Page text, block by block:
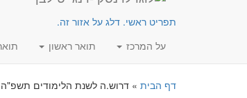
תפריט ראשי. דלג על אזור זה.
על המרכז
תואר ראשון
דף הבית » דרוש.ה לשנת הלימודים תשפ"ה